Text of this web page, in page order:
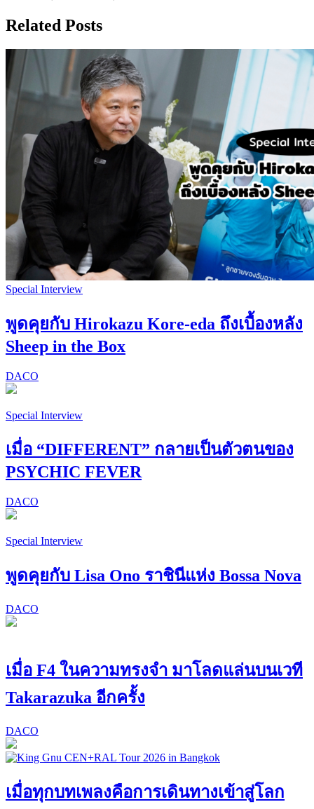
Related Posts
Special Interview
พูดคุยกับ Hirokazu Kore-eda ถึงเบื้องหลัง
Sheep in the Box
DACO
Special Interview
เมื่อ “DIFFERENT” กลายเป็นตัวตนของ
PSYCHIC FEVER
DACO
Special Interview
พูดคุยกับ Lisa Ono ราชินีแห่ง Bossa Nova
DACO
เมื่อ F4 ในความทรงจำ มาโลดแล่นบนเวที
Takarazuka อีกครั้ง
DACO
เมื่อทุกบทเพลงคือการเดินทางเข้าสู่โลก